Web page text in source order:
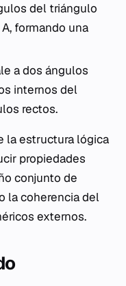
del triángulo
formando una
a dos ángulos
internos del
rectos.
la estructura lógica
propiedades
conjunto de
la coherencia del
externos.